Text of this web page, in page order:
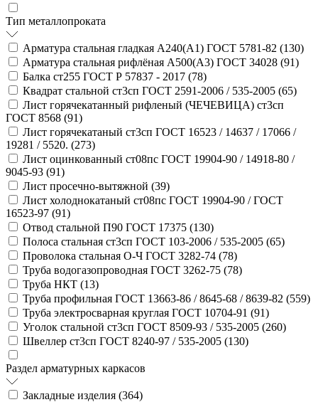
Тип металлопроката
Арматура стальная гладкая А240(А1) ГОСТ 5781-82 (130)
Арматура стальная рифлёная А500(А3) ГОСТ 34028 (91)
Балка ст255 ГОСТ Р 57837 - 2017 (78)
Квадрат стальной ст3сп ГОСТ 2591-2006 / 535-2005 (65)
Лист горячекатанный рифленый (ЧЕЧЕВИЦА) ст3сп
ГОСТ 8568 (91)
Лист горячекатаный ст3сп ГОСТ 16523 / 14637 / 17066 /
19281 / 5520. (273)
Лист оцинкованный ст08пс ГОСТ 19904-90 / 14918-80 /
9045-93 (91)
Лист просечно-вытяжной (39)
Лист холоднокатаный ст08пс ГОСТ 19904-90 / ГОСТ
16523-97 (91)
Отвод стальной П90 ГОСТ 17375 (130)
Полоса стальная ст3сп ГОСТ 103-2006 / 535-2005 (65)
Проволока стальная О-Ч ГОСТ 3282-74 (78)
Труба водогазопроводная ГОСТ 3262-75 (78)
Труба НКТ (13)
Труба профильная ГОСТ 13663-86 / 8645-68 / 8639-82 (559)
Труба электросварная круглая ГОСТ 10704-91 (91)
Уголок стальной ст3сп ГОСТ 8509-93 / 535-2005 (260)
Швеллер ст3сп ГОСТ 8240-97 / 535-2005 (130)
Раздел арматурных каркасов
Закладные изделия (364)